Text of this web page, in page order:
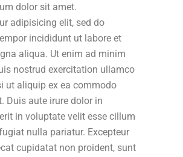
dolor sit amet.
adipisicing elit, sed do
incididunt ut labore et
aliqua. Ut enim ad minim
nostrud exercitation ullamco
ut aliquip ex ea commodo
Duis aute irure dolor in
in voluptate velit esse cillum
nulla pariatur. Excepteur
cupidatat non proident, sunt